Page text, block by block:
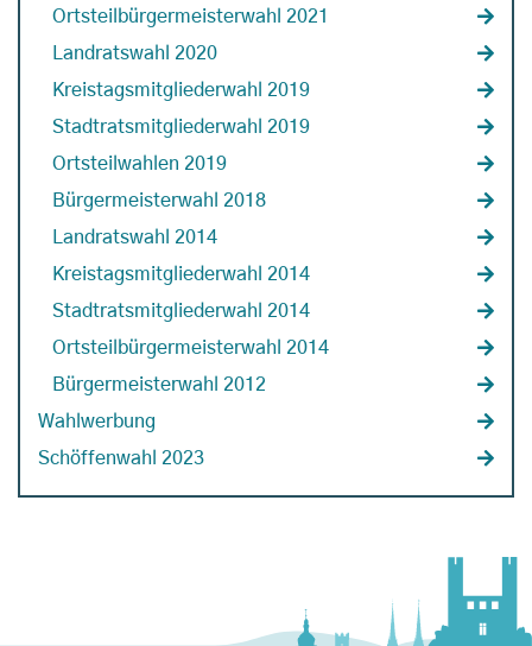
Ortsteilbürgermeisterwahl 2021
Landratswahl 2020
Kreistagsmitgliederwahl 2019
Stadtratsmitgliederwahl 2019
Ortsteilwahlen 2019
Bürgermeisterwahl 2018
Landratswahl 2014
Kreistagsmitgliederwahl 2014
Stadtratsmitgliederwahl 2014
Ortsteilbürgermeisterwahl 2014
Bürgermeisterwahl 2012
Wahlwerbung
Schöffenwahl 2023